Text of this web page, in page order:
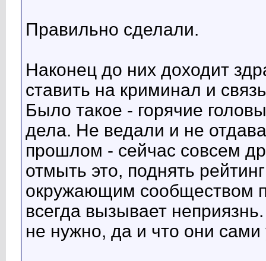
Правильно сделали.
Наконец до них доходит
ставить на криминал и
Было такое - горячие
дела. Не ведали и не
прошлом - сейчас совсем
отмыть это, поднять
окружающим сообществом
всегда вызывает
не нужно, да и что они сами